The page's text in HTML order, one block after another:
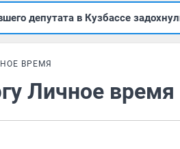
депутата в Кузбассе
ВРЕМЯ
Личное время